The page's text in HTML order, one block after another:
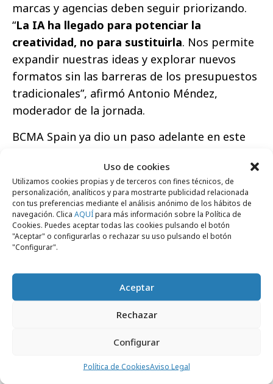
Uso de cookies
Utilizamos cookies propias y de terceros con fines técnicos, de
personalización, analíticos y para mostrarte publicidad relacionada
con tus preferencias mediante el análisis anónimo de los hábitos de
navegación. Clica AQUÍpara más información sobre la Política de
Cookies. Puedes aceptar todas las cookies pulsando el botón
"Aceptar" o configurarlas o rechazar su uso pulsando el botón
"Configurar".
Aceptar
Rechazar
Configurar
Política de CookiesAviso Legal
marcas y agencias deben seguir priorizando.
“La IA ha llegado para potenciar la
creatividad, no para sustituirla. Nos permite
expandir nuestras ideas y explorar nuevos
formatos sin las barreras de los presupuestos
tradicionales”, afirmó Antonio Méndez,
moderador de la jornada.
BCMA Spain ya dio un paso adelante en este
con el despacho Écija, de la primera
Guía Legal
del uso de la IA en Branded Content, un
documento clave para entender las
implicaciones del uso de esta tecnología en la
industria.
La Inteligencia Artificial no es el futuro, es el
presente del marketing y de la industria de
Zafra, Presidente de BCMA Spain:
podíamos estar ausentes del debate en el que